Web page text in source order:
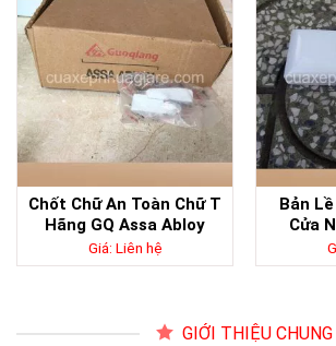
Chốt Chữ An Toàn Chữ T
Hãng GQ Assa Abloy
Giá: Liên hệ
Bản
Cửa
GIỚI THIỆU CHUNG